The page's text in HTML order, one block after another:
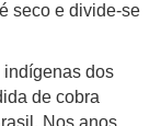
é seco e divide-se
indígenas dos
de cobra
Nos anos